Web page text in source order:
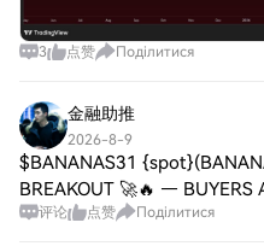
3 点赞 Поділитися
金融助推
2026-8-9
$BANANAS31
BREAKOUT 🚀🔥 — BUYERS
COULD TARGET $0.00850
评论 点赞 Поділитися